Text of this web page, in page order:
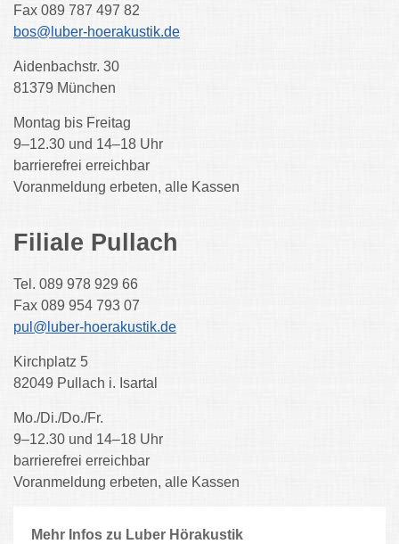
Fax 089 787 497 82
bos@luber-hoerakustik.de
Aidenbachstr. 30
81379 München
Montag bis Freitag
9–12.30 und 14–18 Uhr
barrierefrei erreichbar
Voranmeldung erbeten, alle Kassen
Filiale Pullach
Tel. 089 978 929 66
Fax 089 954 793 07
pul@luber-hoerakustik.de
Kirchplatz 5
82049 Pullach i. Isartal
Mo./Di./Do./Fr.
9–12.30 und 14–18 Uhr
barrierefrei erreichbar
Voranmeldung erbeten, alle Kassen
Mehr Infos zu Luber Hörakustik